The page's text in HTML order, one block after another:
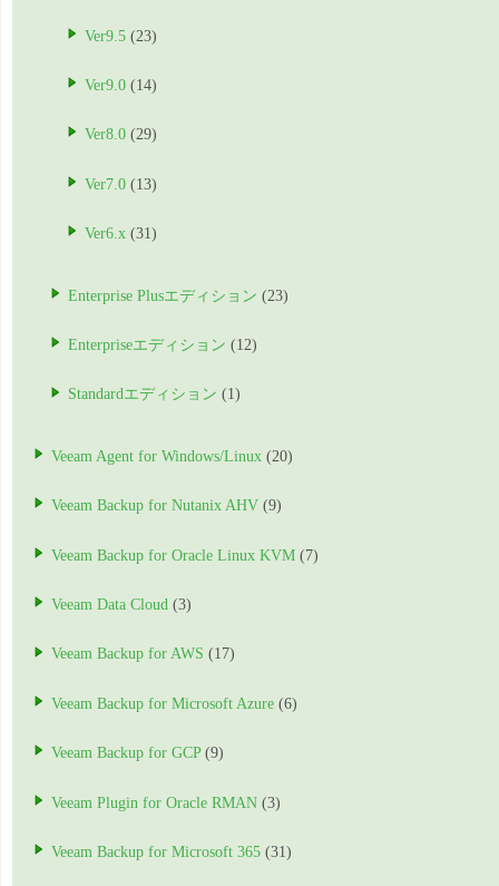
Ver9.5 (23)
Ver9.0 (14)
Ver8.0 (29)
Ver7.0 (13)
Ver6.x (31)
Enterprise Plusエディション (23)
Enterpriseエディション (12)
Standardエディション (1)
Veeam Agent for Windows/Linux (20)
Veeam Backup for Nutanix AHV (9)
Veeam Backup for Oracle Linux KVM (7)
Veeam Data Cloud (3)
Veeam Backup for AWS (17)
Veeam Backup for Microsoft Azure (6)
Veeam Backup for GCP(9)
Veeam Plugin for Oracle RMAN (3)
Veeam Backup for Microsoft 365 (31)